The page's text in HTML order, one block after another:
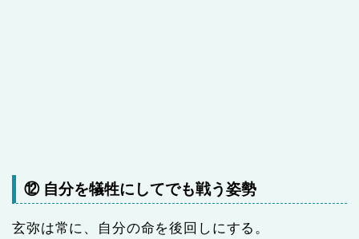
⑫ 自分を犠牲にしてでも戦う姿勢
玄弥は常に、自分の命を後回しにする。